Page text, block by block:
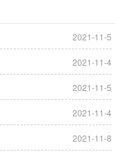
2021-11-5
2021-11-4
2021-11-5
2021-11-4
2021-11-8